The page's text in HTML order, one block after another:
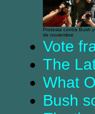
Protesta contra Bush
de noviembre
Vote
The
What
Bush